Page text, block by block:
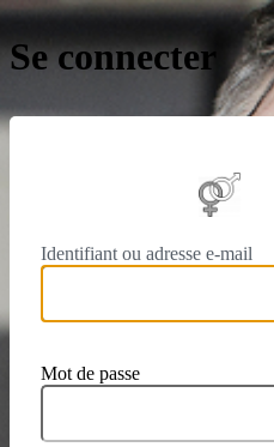
Se connecter
Identifiant ou adresse e-mail
Mot de passe